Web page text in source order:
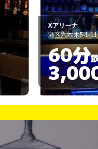
いろいろ
港区六本木5-9-14
60分